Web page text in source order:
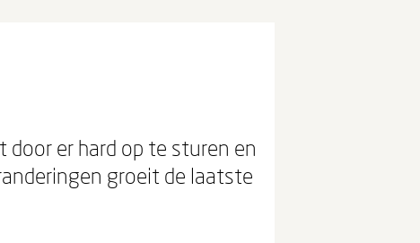
door er hard op te sturen en
groeit de laatste